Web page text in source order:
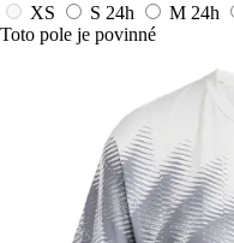
XS
S 24h M 24h
Toto pole je povinné